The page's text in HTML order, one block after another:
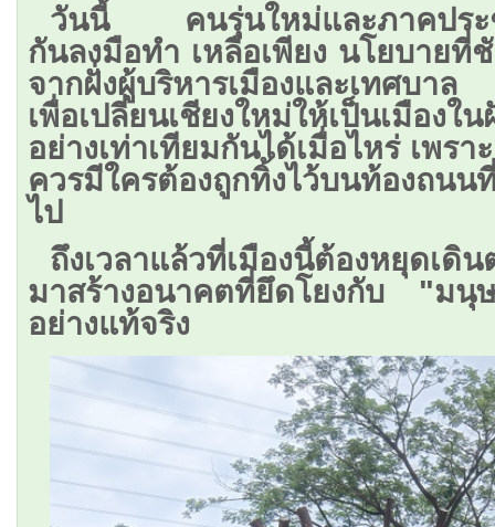
วันนี้ คนรุ่นใหม่และภาคประ
กันลงมือทำ เหลือเพียง นโยบายที่
จากฝั่งผู้บริหารเมืองและเทศบา
เพื่อเปลี่ยนเชียงใหม่ให้เป็นเมืองใ
อย่างเท่าเทียมกันได้เมื่อไหร่ เพร
ควรมีใครต้องถูกทิ้งไว้บนท้องถน
ไป
ถึงเวลาแล้วที่เมืองนี้ต้องหยุดเ
มาสร้างอนาคตที่ยึดโยงกับ "ม
อย่างแท้จริง